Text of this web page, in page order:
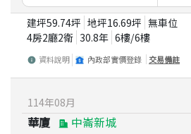
建坪59.74坪 地坪16.69坪 無車位
4房2廳2衛 30.8年 6樓/6樓
資料說明 內政部實價登錄 交易備註
114年08月
華廈
中崙新城